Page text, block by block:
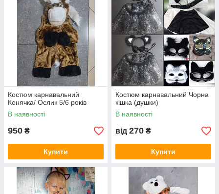
Костюм карнавальний
Конячка/ Ослик 5/6 років
В наявності
950 ₴
Купити
Костюм карнавальний Чорна
кішка (душки)
В наявності
від 270 ₴
Купити